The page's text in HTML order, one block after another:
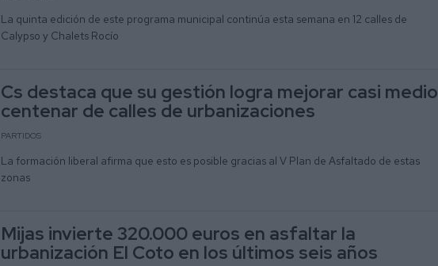
La quinta edición de este programa municipal continúa esta semana en 12 calles de
Calypso y Chalets Rocío
Cs destaca que su gestión logra mejorar casi medio
centenar de calles de urbanizaciones
PARTIDOS
La formación liberal afirma que esto es posible gracias al V Plan de Asfaltado de estas
zonas
Mijas invierte 320.000 euros en asfaltar la
urbanización El Coto en los últimos seis años